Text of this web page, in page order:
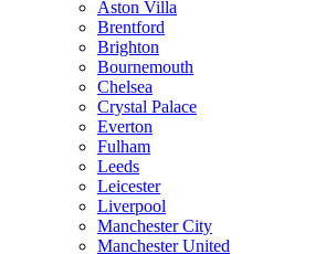
Aston Villa
Brentford
Brighton
Bournemouth
Chelsea
Crystal Palace
Everton
Fulham
Leeds
Leicester
Liverpool
Manchester City
Manchester United